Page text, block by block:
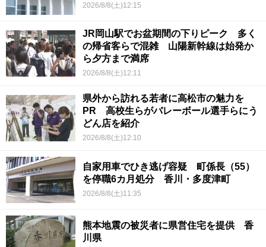
2026/8/8(土)12:15
JR岡山駅でお盆期間の下りピーク 多く
の帰省客らで混雑 山陽新幹線は始発か
ら夕方まで満席
2026/8/8(土)12:11
県外から訪れる若者に高松市の魅力を
PR 高校生らがバレーボール選手らにう
どん店を紹介
2026/8/8(土)12:10
自家用車でひき逃げ容疑 町係長（55）
を停職6カ月処分 香川・多度津町
2026/8/8(土)11:35
熊本地震の被災者に県営住宅を提供 香
川県